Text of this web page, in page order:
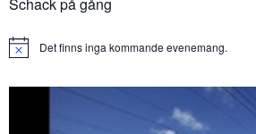
Notice Det finns inga kommande evenemang.